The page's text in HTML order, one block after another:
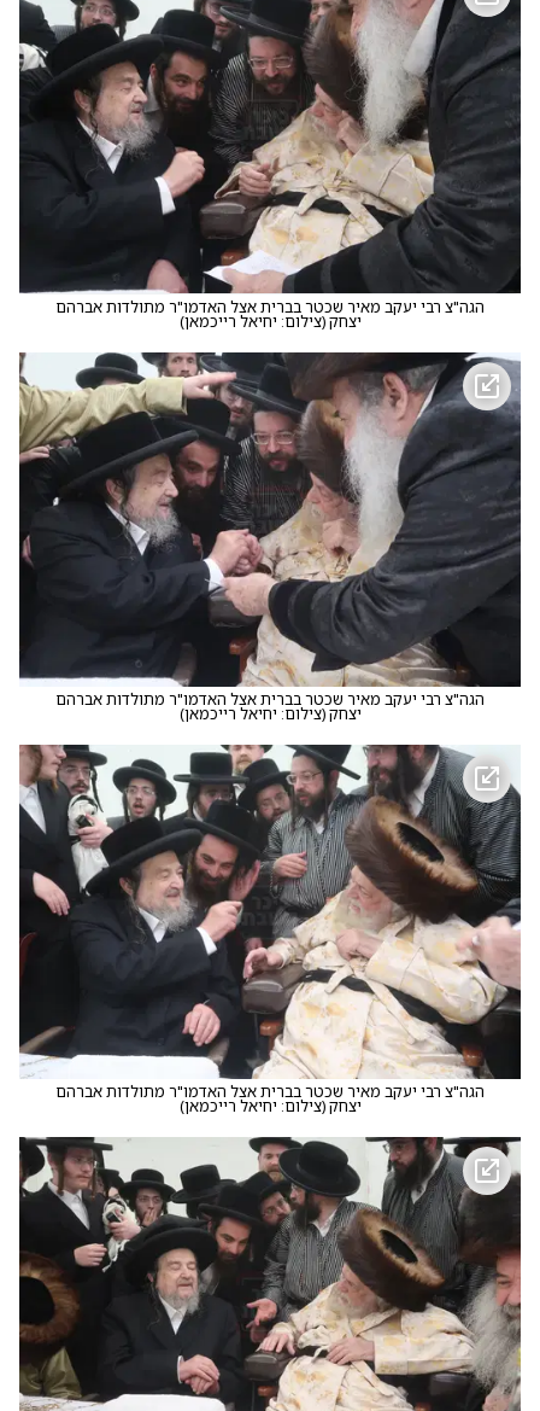
הגה"צ רבי יעקב מאיר שכטר בברית אצל האדמו"ר מתולדות אברהם
יצחק(צילום: יחיאל רייכמאן)
הגה"צ רבי יעקב מאיר שכטר בברית אצל האדמו"ר מתולדות אברהם
יצחק(צילום: יחיאל רייכמאן)
הגה"צ רבי יעקב מאיר שכטר בברית אצל האדמו"ר מתולדות אברהם
יצחק(צילום: יחיאל רייכמאן)